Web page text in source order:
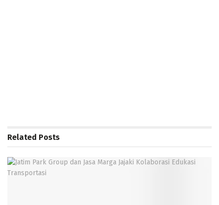
Related Posts